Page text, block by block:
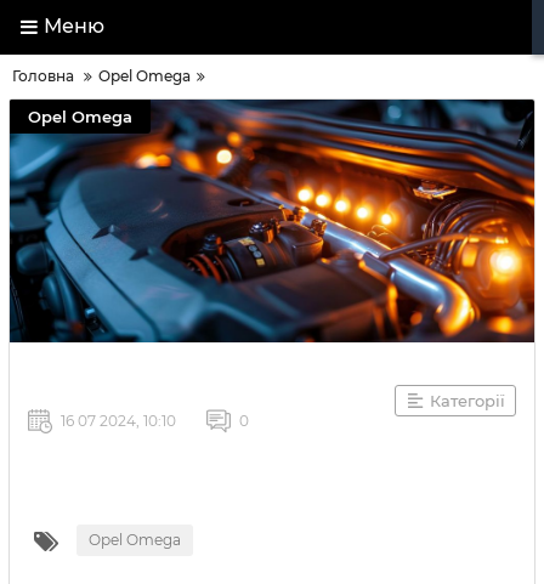
Меню
Головна Opel Omega
Opel Omega
Категорії
16 07 2024, 10:10 0
Opel Omega